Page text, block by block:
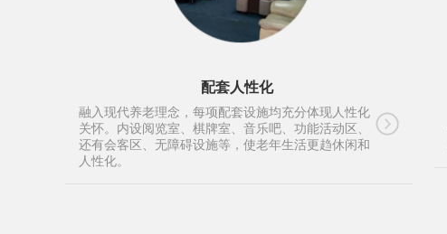
配套人性化
融入现代养老理念，每项配套设施均充分体现人性化
关怀。内设阅览室、棋牌室、音乐吧、功能活动区、
还有会客区、无障碍设施等，使老年生活更趋休闲和
人性化。